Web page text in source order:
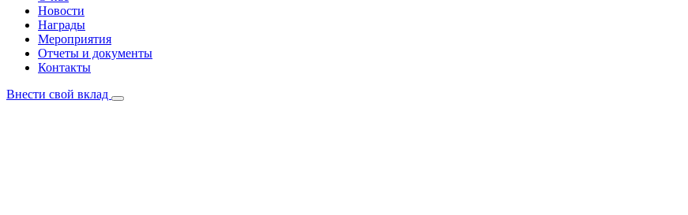
Новости
Награды
Мероприятия
Отчеты и документы
Контакты
Внести свой вклад